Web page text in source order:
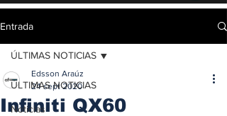
Entrada
ÚLTIMAS NOTICIAS
Noticias
ÚLTIMAS NOTICIAS
Infiniti QX60
Edsson Araúz
24 sept 2020